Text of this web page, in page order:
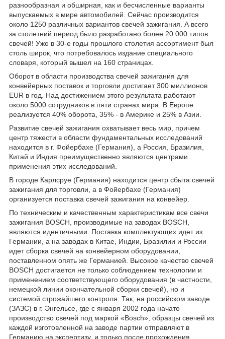
разнообразная и обширная, как и бесчисленные варианты
выпускаемых в мире автомобилей. Сейчас производится
около 1250 различных вариантов свечей зажигания. А всего
за столетний период было разработано более 20 000 типов
свечей! Уже в 30-е годы прошлого столетия ассортимент был
столь широк, что потребовалось издание специального
словаря, который вышел на 160 страницах.
Оборот в области производства свечей зажигания для
конвейерных поставок и торговли достигает 300 миллионов
EUR в год. Над достижением этого результата работают
около 5000 сотрудников в пяти странах мира. В Европе
реализуется 40% оборота, 35% - в Америке и 25% в Азии.
Развитие свечей зажигания охватывает весь мир, причем
центр тяжести в области фундаментальных исследований
находится в г. Фойербахе (Германия), а Россия, Бразилия,
Китай и Индия преимущественно являются центрами
применения этих исследований.
В городе Карлсруе (Германия) находится центр сбыта свечей
зажигания для торговли, а в Фойербахе (Германия)
организуется поставка свечей зажигания на конвейер.
По техническим и качественным характеристикам все свечи
зажигания BOSCH, производимые на заводах BOSCH,
являются идентичными. Поставка комплектующих идет из
Германии, а на заводах в Китае, Индии, Бразилии и России
идет сборка свечей на конвейерном оборудовании,
поставленном опять же Германией. Высокое качество свечей
BOSCH достигается не только соблюдением технологии и
применением соответствующего оборудования (в частности,
немецкой линии окончательной сборки свечей), но и
системой строжайшего контроля. Так, на российском заводе
(ЗАЗС) в г. Энгельсе, где с января 2002 года начато
производство свечей под маркой «Bosch», образцы свечей из
каждой изготовленной на заводе партии отправляют в
Германию на экспертизу, и только после прохождения